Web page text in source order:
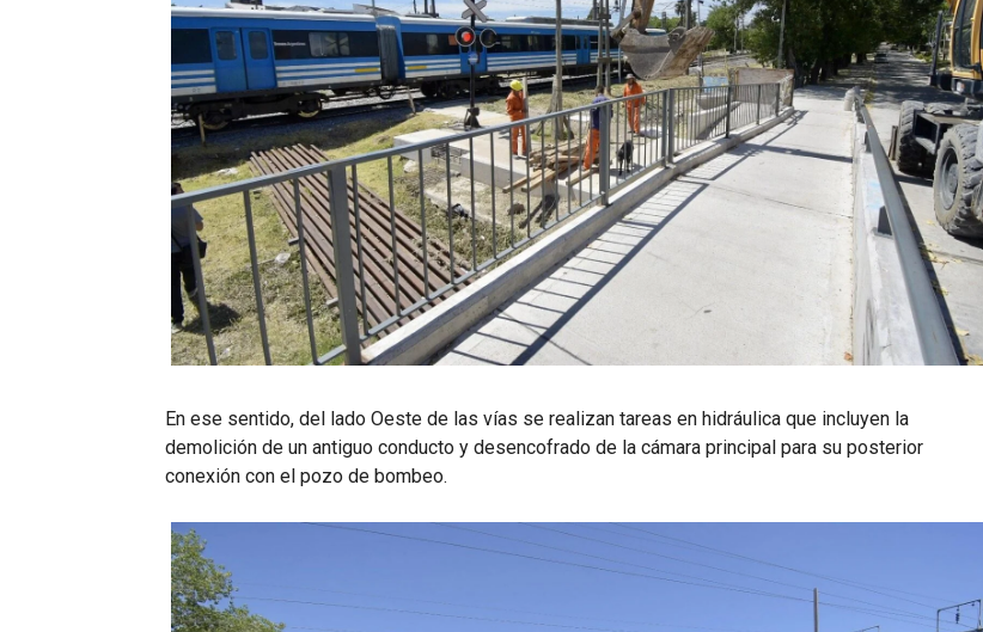
En ese sentido, del lado Oeste de las vías se realizan tareas en hidráulica que incluyen la
demolición de un antiguo conducto y desencofrado de la cámara principal para su posterior
conexión con el pozo de bombeo.